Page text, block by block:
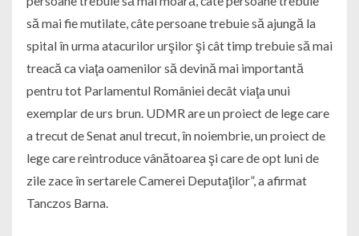
să mai fie mutilate, câte persoane trebuie să ajungă la
spital în urma atacurilor urşilor şi cât timp trebuie să mai
treacă ca viaţa oamenilor să devină mai importantă
pentru tot Parlamentul României decât viaţa unui
exemplar de urs brun. UDMR are un proiect de lege care
a trecut de Senat anul trecut, în noiembrie, un proiect de
lege care reintroduce vânătoarea şi care de opt luni de
zile zace în sertarele Camerei Deputaţilor”, a afirmat
Tanczos Barna.